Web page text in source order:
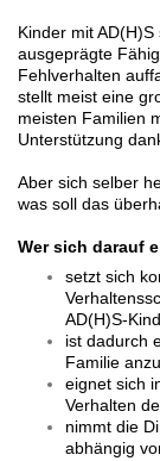
Kinder mit
ausgeprägte
Fehlverhalten
stellt meist eine
meisten Familien
Unterstützung
Aber sich selber
was soll das
Wer sich darauf
setzt sich
AD(H)S-
ist dadurch
Familie
eignet sich
Verhalten
nimmt die
abhängig